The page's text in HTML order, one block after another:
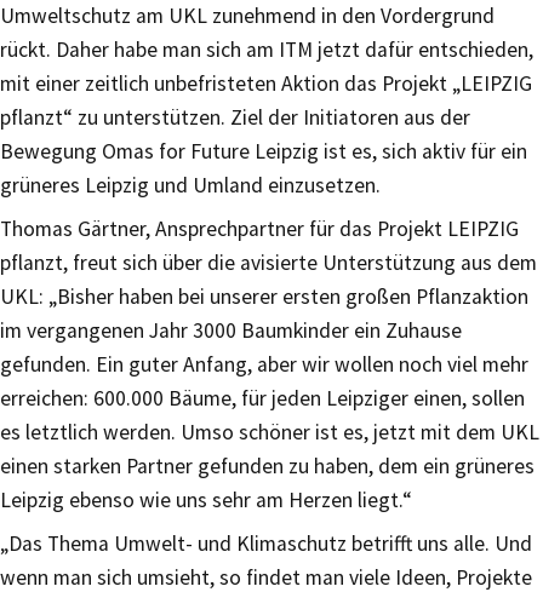
Umweltschutz am UKL zunehmend in den Vordergrund
rückt. Daher habe man sich am ITM jetzt dafür entschieden,
mit einer zeitlich unbefristeten Aktion das Projekt „LEIPZIG
pflanzt“ zu unterstützen. Ziel der Initiatoren aus der
Bewegung Omas for Future Leipzig ist es, sich aktiv für ein
grüneres Leipzig und Umland einzusetzen.
Thomas Gärtner, Ansprechpartner für das Projekt LEIPZIG
pflanzt, freut sich über die avisierte Unterstützung aus dem
UKL: „Bisher haben bei unserer ersten großen Pflanzaktion
im vergangenen Jahr 3000 Baumkinder ein Zuhause
gefunden. Ein guter Anfang, aber wir wollen noch viel mehr
erreichen: 600.000 Bäume, für jeden Leipziger einen, sollen
es letztlich werden. Umso schöner ist es, jetzt mit dem UKL
einen starken Partner gefunden zu haben, dem ein grüneres
Leipzig ebenso wie uns sehr am Herzen liegt.“
„Das Thema Umwelt- und Klimaschutz betrifft uns alle. Und
wenn man sich umsieht, so findet man viele Ideen, Projekte